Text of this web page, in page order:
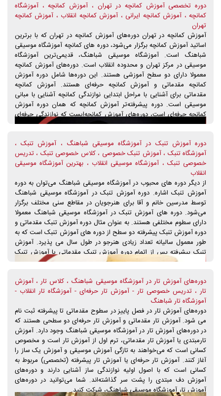
دوره تخصصی آموزش کمانچه در تهران ، آموزش کمانچه ، آموزشگاه
کمانچه ، آموزش کمانچه ایرانی ، آموزش کمانچه انقلاب ، آموزش کمانچه
تهران
آموزش کمانچه در تهران دوره‌های آموزش کمانچه در تهران که با برترین
اساتید آموزش کمانچه برگزار می‌شود، دوره های کمانچه آموزشگاه موسیقی
شباهنگ است. آموزشگاه موسیقی شباهنگ، قدیمی‌ترین آموزشگاه
موسیقی در مرکز تهران و محدوده انقلاب است. دوره‌های آموزش کمانچه
معمولا دارای دو سطح آموزشی هستند. این دوره‌ها شامل دوره آموزش
کمانچه مقدماتی و آموزش کمانچه حرفه‌ای هستند. آموزش کمانچه
مقدماتی برای آشنایی با مراحل ابتدایی نوازندگی کمانچه آشنایی با مبانی
موسیقی است. دوره پیشرفته‌تر آموزش کمانچه که همان دوره آموزش
کمانچه حرفه‌ای است، دوره‌های آموزش کمانچه‌ایست که نوازندگی حرفه‌ای
را به شما می‌آموزد. در این دوره شما تا میزان زیادی بر نوازندگی این ساز
دربیایید. برای دریافت اطلاعات تکمیلی در زمینه آموزش کمانچه در
آموزشگاه موسیقی شباهنگ، با تلفن های تماس آموزشگاه موسیقی
شباهنگ، در ارتباط باشید.
دوره آموزش تنبک در آموزشگاه موسیقی شباهنگ ، آموزش تنبک ،
آموزشگاه تنبک ، آموزش تنبک خصوصی ، کلاس خصوصی تنبک ، تدریس
خصوصی تنبک ، آموزشگاه موسیقی انقلاب ، بهترین آموزشگاه موسیقی
انقلاب
از دیگر دوره های محبوب در آموزشگاه موسیقی شباهنگ می‌توان به دوره
آموزش تنبک اشاره. دوره آموزش تنبک در آموزشگاه موسیقی شباهنگ
توسط مدرسین خانم و آقا برای هنرجویان در مقاطع سنی مختلف برگزار
می‌شود. دوره های آموزش تنبک در آموزشگاه موسیقی شباهنگ معمولا
دارای سطوم مختلفی هستند. به عنوان مثال دوره آموزش تنبک مقدماتی و
دوره آموزش تنبک پیشرفته دو سطح از دوره های آموزش تنبک است که به
طور معمول سالیانه تعداد زیادی هنرجو در طول سال می پذیرد. آموزش
تنبک پیشرفته پس از اتمام دوره آموزش تنبک مقدماتی یا آموزش تنبک
مبتدی برای هنرجویان قابل ثبت نام است. شما می توانید از طریق ارتباط
ما برخوردار شوید. همین حالا با ما تماس بگیرید.
دوره‌های آموزش تار در آموزشگاه موسیقی شباهنگ ، کلاس تار ، آموزش
تار ، تدریس خصوصی تار - آموزش تار حرفه‌ای - آموزشگاه تار انقلاب -
آموزشگاه تار شباهنگ
دوره‌های آموزش تار در فصل پاییز در سطوح مقدماتی تا پیشرفته ثبت نام
می شود. آموزش تار مقدماتی و آموزش تار حرفه‌ای دو سطحی هستند که
در دوره‌های آموزش تار در آموزشگاه موسیقی شباهنگ وجود دارد. آموزش
تارمبتدی یا آموزش تار مقدماتی، ترم اول از آموزش تار است و مخصوص
کسانی است که می‌خواهند به تازگی آموزش موسیقی و آموزش یک ساز را
آغاز کنند. آموزش تار حرفه‌ای یا آموزش تار پیشرفته (تخصصی) مربوط به
کسانی است که با اصول اولیه نوازندگی ساز آشنایی دارند و دوره‌های
آموزش دف مبتدی را پشت سر گذاشته‌اند. شما می‌توانید در دوره‌های
آموزش تار آموزشگاه موسیقی شباهنگ، شرکت کنید.